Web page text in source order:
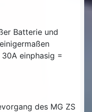
Batterie und
einphasig =
des MG ZS